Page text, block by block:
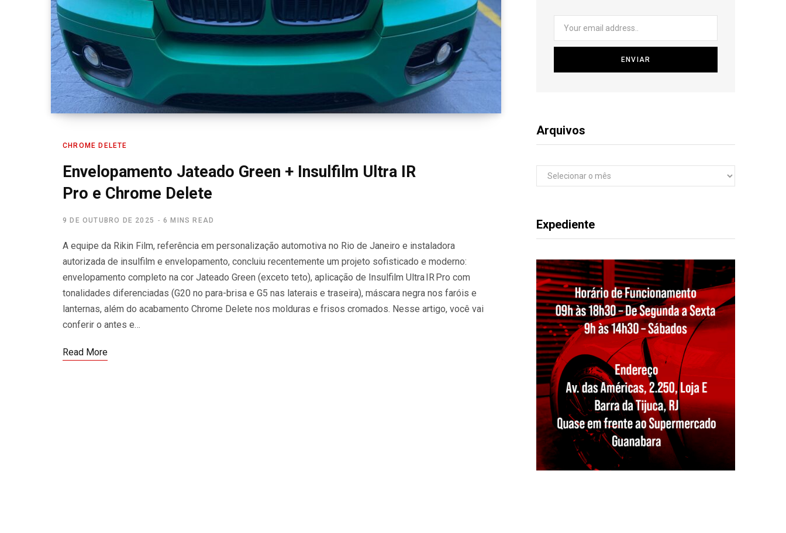
CHROME DELETE
Envelopamento Jateado Green + Insulfilm Ultra IR
Pro e Chrome Delete
9 DE OUTUBRO DE 2025 6 MINS READ
A equipe da Rikin Film, referência em personalização automotiva no Rio de Janeiro e instaladora
autorizada de insulfilm e envelopamento, concluiu recentemente um projeto sofisticado e moderno:
envelopamento completo na cor Jateado Green (exceto teto), aplicação de Insulfilm Ultra IR Pro com
tonalidades diferenciadas (G20 no para-brisa e G5 nas laterais e traseira), máscara negra nos faróis e
lanternas, além do acabamento Chrome Delete nos molduras e frisos cromados. Nesse artigo, você vai
conferir o antes e…
Read More
Arquivos
Arquivos
Expediente